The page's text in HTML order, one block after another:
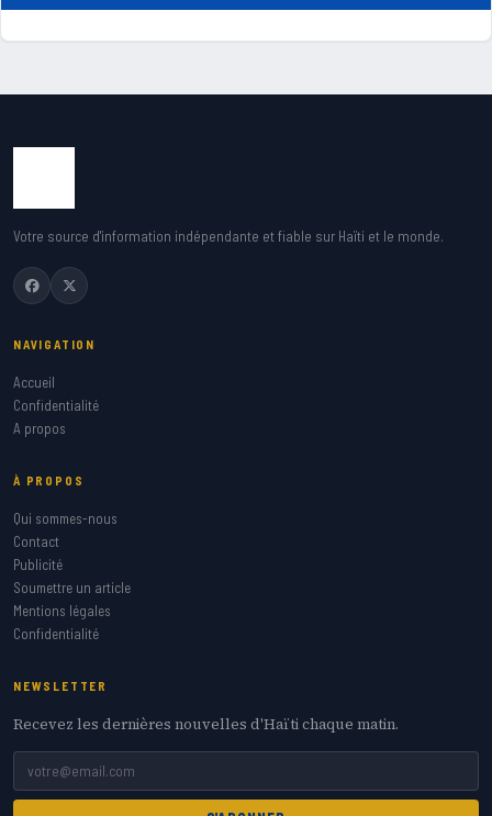
Votre source d'information indépendante et fiable sur Haïti et le monde.
NAVIGATION
Accueil
Confidentialité
A propos
À PROPOS
Qui sommes-nous
Contact
Publicité
Soumettre un article
Mentions légales
Confidentialité
NEWSLETTER
Recevez les dernières nouvelles d'Haïti chaque matin.